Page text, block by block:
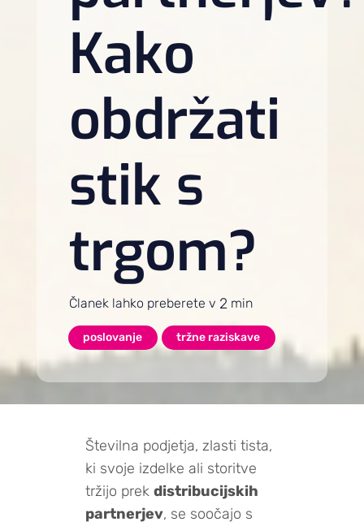
Kako
obdržati
stik s
trgom?
Članek lahko preberete v 2 min
poslovanje tržne raziskave
Številna podjetja, zlasti tista,
ki svoje izdelke ali storitve
tržijo prek distribucijskih
partnerjev, se soočajo s